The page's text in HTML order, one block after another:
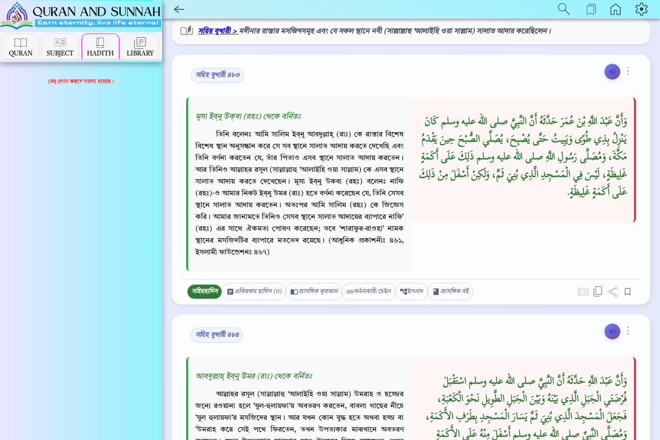
QURAN SUBJECT HADITH LIBRARY
মেনু লোড করতে সমস্যা হয়েছে।
সহিহ বুখারী > মদীনার রাস্তার মসজিদসমূহ এবং যে সকল স্থানে নবী (সাল্লাল্লাহু ‘আলাইহি ওয়া সাল্লাম) সালাত আদায় করেছিলেন।
⋮
সহিহ বুখারী ৪৮৩
وَأَنَّ عَبْدَ اللَّهِ بْنَ عُمَرَ حَدَّثَهُ أَنَّ النَّبِيَّ صلى الله عليه وسلم كَانَ
يَنْزِلُ بِذِي طُوًى وَيَبِيتُ حَتَّى يُصْبِحَ، يُصَلِّي الصُّبْحَ حِينَ يَقْدَمُ
مَكَّةَ، وَمُصَلَّى رَسُولِ اللَّهِ صلى الله عليه وسلم ذَلِكَ عَلَى أَكَمَةٍ
غَلِيظَةٍ، لَيْسَ فِي الْمَسْجِدِ الَّذِي بُنِيَ ثَمَّ، وَلَكِنْ أَسْفَلَ مِنْ ذَلِكَ
عَلَى أَكَمَةٍ غَلِيظَةٍ‏.‏
মূসা ইব্‌নু উক্‌বা (রহঃ) থেকে বর্নিতঃ
তিনি বলেনঃ আমি সালিম ইব্‌নু আবদুল্লাহ্‌ (রাঃ) কে রাস্তার বিশেষ
বিশেষ স্থান অনুসন্ধান করে সে সব স্থানে সালাত আদায় করতে দেখেছি এবং
তিনি বর্ণনা করতেন যে, তাঁর পিতাও এসব স্থানে সালাত আদায় করতেন।
আর তিনিও আল্লাহর রসূল (সাল্লাল্লাহু ‘আলাইহি ওয়া সাল্লাম) কে এসব স্থানে
সালাত আদায় করতে দেখেছেন। মূসা ইব্‌নু উকবা (রহঃ) বলেনঃ নাফি
(রহঃ)-ও আমার নিকট ইব্‌নু উমর (রাঃ) হতে বর্ণনা করেছেন যে, তিনি সেসব
স্থানে সালাত আদায় করতেন। অতঃপর আমি সালিম (রহঃ) কে জিজ্ঞেস
করি। আমার জানামতে তিনিও সেসব স্থানে সালাত আদায়ের ব্যাপারে নাফি’
(রহঃ) এর সাথে ঐকমত্য পোষণ করেছেন; তবে ‘শারাফুর-রাওহা’ নামক
স্থানের মসজিদটির ব্যাপারে মতভেদ রয়েছে। (আধুনিক প্রকাশনীঃ ৪৬১,
ইসলামী ফাউন্ডেশনঃ ৪৬৭)
সহিহহাদিস একিরকম হাদিস (0) প্রাসঙ্গিক কুরআন বর্ননাকারী চেইন ইসনাদ প্রাসঙ্গিক বই
⋮
সহিহ বুখারী ৪৮৪
وَأَنَّ عَبْدَ اللَّهِ حَدَّثَهُ أَنَّ النَّبِيَّ صلى الله عليه وسلم اسْتَقْبَلَ
فُرْضَتَىِ الْجَبَلِ الَّذِي بَيْنَهُ وَبَيْنَ الْجَبَلِ الطَّوِيلِ نَحْوَ الْكَعْبَةِ،
فَجَعَلَ الْمَسْجِدَ الَّذِي بُنِيَ ثَمَّ يَسَارَ الْمَسْجِدِ بِطَرَفِ الأَكَمَةِ،
وَمُصَلَّى النَّبِيِّ صلى الله عليه وسلم أَسْفَلَ مِنْهُ عَلَى الأَكَمَةِ
আবদুল্লাহ্‌ ইব্‌নু উমর (রাঃ) থেকে বর্নিতঃ
আল্লাহর রসূল (সাল্লাল্লাহু ‘আলাইহি ওয়া সাল্লাম) উমরাহ ও হজ্জের
জন্যে রওয়ানা হলে ‘যুল-হুলায়ফা’য় অবতরণ করতেন, বাবলা গাছের নীচে
‘যুল হুলায়ফা’র মসজিদের স্থান। আর যখন কোন যুদ্ধ হতে অথবা হজ্জ বা
‘উমরাহ করে সেই পথে ফিরতেন, তখন উপত্যকার মাঝখানে অবতরণ